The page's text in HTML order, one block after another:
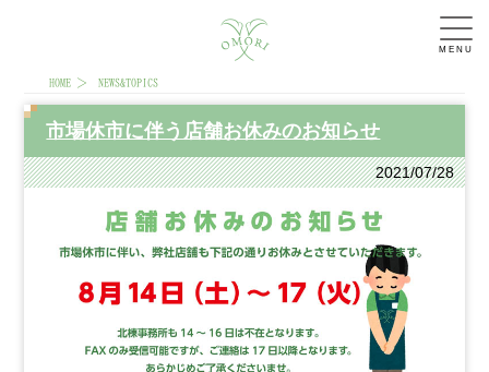
MENU
HOME NEWS&TOPICS
市場休市に伴う店舗お休みのお知らせ
2021/07/28